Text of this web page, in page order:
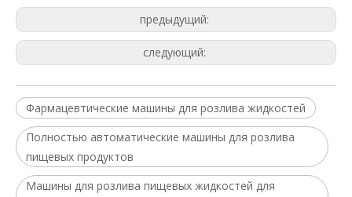
предыдущий:
следующий:
Фармацевтические машины для розлива жидкостей
Полностью автоматические машины для розлива
пищевых продуктов
Машины для розлива пищевых жидкостей для